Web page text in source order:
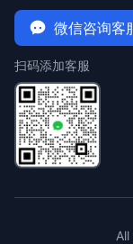
微信咨询客
扫码添加客服